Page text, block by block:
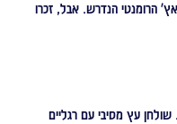
הרומנטי הנדרש. אבל, זכרו
עץ מסיבי עם רגליים